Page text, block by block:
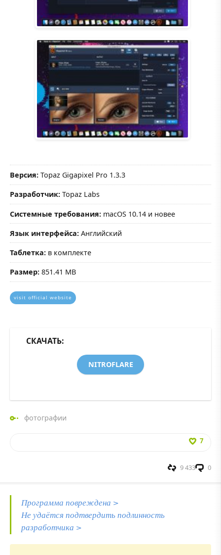
Версия: Topaz Gigapixel Pro 1.3.3
Разработчик: Topaz Labs
Системные требования: macOS 10.14 и новее
Язык интерфейса: Английский
Таблетка: в комплекте
Размер: 851.41 MB
visit official website
СКАЧАТЬ:
NITROFLARE
фотографии
7
0
9 433
Программа повреждена >
Не удаётся подтвердить подлинность
разработчика >